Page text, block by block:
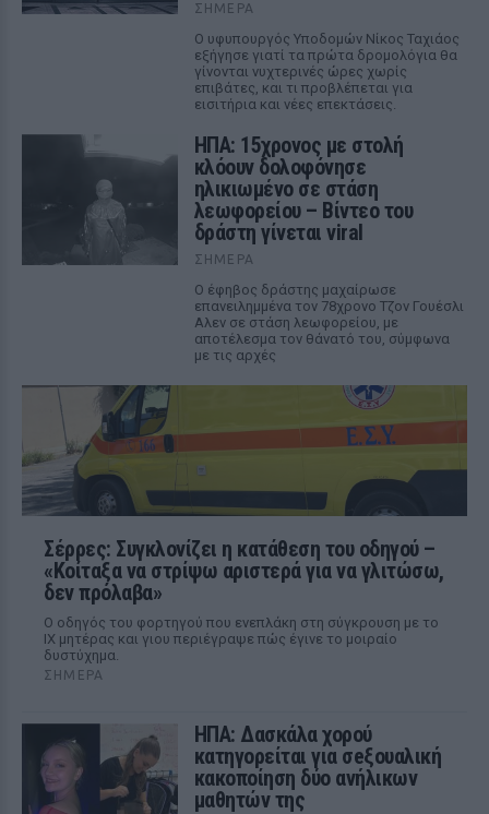
ΣΉΜΕΡΑ
Ο υφυπουργός Υποδομών Νίκος Ταχιάος
εξήγησε γιατί τα πρώτα δρομολόγια θα
γίνονται νυχτερινές ώρες χωρίς
επιβάτες, και τι προβλέπεται για
εισιτήρια και νέες επεκτάσεις.
ΗΠΑ: 15χρονος με στολή
κλόουν δολοφόνησε
ηλικιωμένο σε στάση
λεωφορείου – Βίντεο του
δράστη γίνεται viral
ΣΉΜΕΡΑ
Ο έφηβος δράστης μαχαίρωσε
επανειλημμένα τον 78χρονο Τζον Γουέσλι
Αλεν σε στάση λεωφορείου, με
αποτέλεσμα τον θάνατό του, σύμφωνα
με τις αρχές
Σέρρες: Συγκλονίζει η κατάθεση του οδηγού –
«Κοίταξα να στρίψω αριστερά για να γλιτώσω,
δεν πρόλαβα»
Ο οδηγός του φορτηγού που ενεπλάκη στη σύγκρουση με το
ΙΧ μητέρας και γιου περιέγραψε πώς έγινε το μοιραίο
δυστύχημα.
ΣΉΜΕΡΑ
ΗΠΑ: Δασκάλα χορού
κατηγορείται για σeξουαλική
κακοποίηση δύο ανήλικων
μαθητών της